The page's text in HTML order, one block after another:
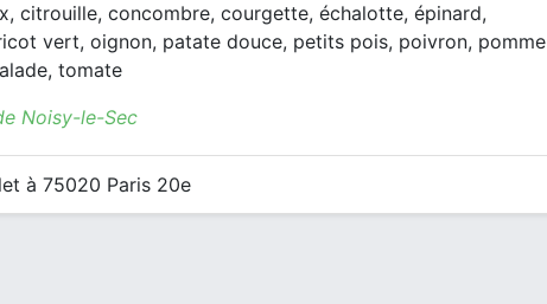
citrouille, concombre, courgette, échalotte, épinard,
vert, oignon, patate douce, petits pois, poivron, pomme
tomate
Noisy-le-Sec
à 75020 Paris 20e